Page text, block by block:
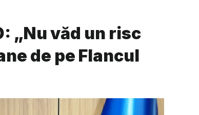
„Nu văd un risc
de pe Flancul